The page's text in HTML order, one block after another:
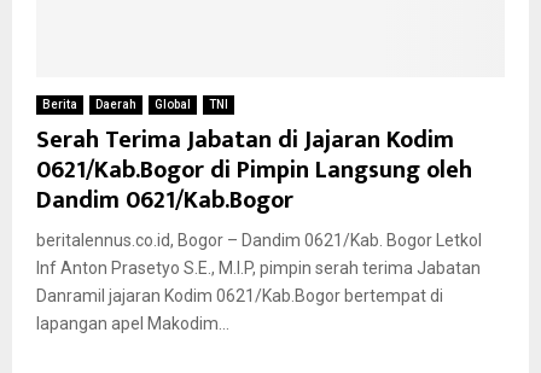
Berita Daerah Global TNI
Serah Terima Jabatan di Jajaran Kodim
0621/Kab.Bogor di Pimpin Langsung oleh
Dandim 0621/Kab.Bogor
beritalennus.co.id, Bogor – Dandim 0621/Kab. Bogor Letkol
Inf Anton Prasetyo S.E., M.I.P, pimpin serah terima Jabatan
Danramil jajaran Kodim 0621/Kab.Bogor bertempat di
lapangan apel Makodim...